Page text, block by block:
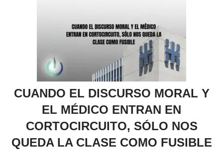
CUANDO EL DISCURSO MORAL Y
EL MÉDICO ENTRAN EN
CORTOCIRCUITO, SÓLO NOS
QUEDA LA CLASE COMO FUSIBLE